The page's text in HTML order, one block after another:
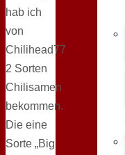
hab ich
von
Chilihead77
2 Sorten
Chilisamen
bekommen.
Die eine
Sorte „Big